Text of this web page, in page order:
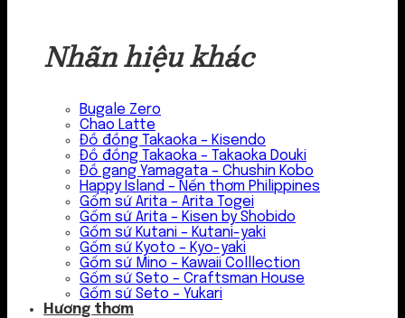
Nhãn hiệu khác
Bugale Zero
Chao Latte
Đồ đồng Takaoka – Kisendo
Đồ đồng Takaoka – Takaoka Douki
Đồ gang Yamagata – Chushin Kobo
Happy Island – Nến thơm Philippines
Gốm sứ Arita – Arita Togei
Gốm sứ Arita – Kisen by Shobido
Gốm sứ Kutani – Kutani-yaki
Gốm sứ Kyoto – Kyo-yaki
Gốm sứ Mino – Kawaii Colllection
Gốm sứ Seto – Craftsman House
Gốm sứ Seto – Yukari
Hương thơm